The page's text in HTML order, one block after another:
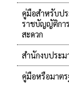
คู่มือสำหรับป
ราชบัญญัติกา
สะดวก
สำนักงบประ
คู่มือหรือมาต